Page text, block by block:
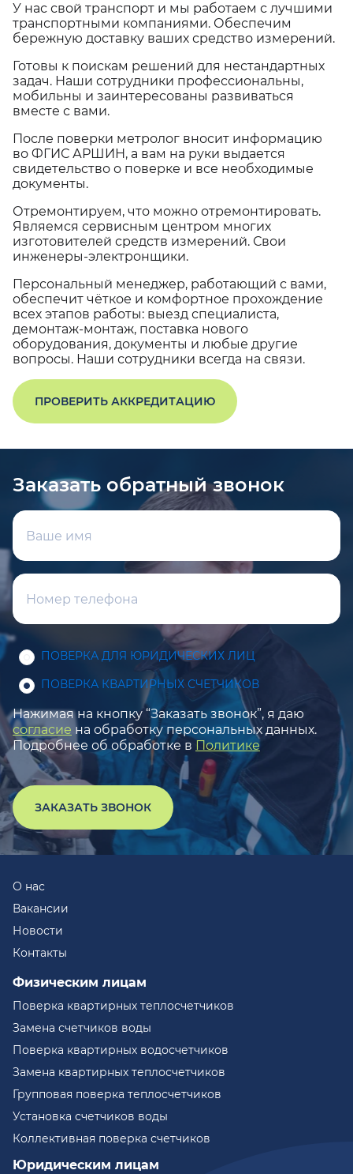
У нас свой транспорт и мы работаем с лучшими
транспортными компаниями. Обеспечим
бережную доставку ваших средство измерений.
Готовы к поискам решений для нестандартных
задач. Наши сотрудники профессиональны,
мобильны и заинтересованы развиваться
вместе с вами.
После поверки метролог вносит информацию
во ФГИС АРШИН, а вам на руки выдается
свидетельство о поверке и все необходимые
документы.
Отремонтируем, что можно отремонтировать.
Являемся сервисным центром многих
изготовителей средств измерений. Свои
инженеры-электронщики.
Персональный менеджер, работающий с вами,
обеспечит чёткое и комфортное прохождение
всех этапов работы: выезд специалиста,
демонтаж-монтаж, поставка нового
оборудования, документы и любые другие
вопросы. Наши сотрудники всегда на связи.
ПРОВЕРИТЬ АККРЕДИТАЦИЮ
Заказать обратный звонок
ПОВЕРКА ДЛЯ ЮРИДИЧЕСКИХ ЛИЦ
ПОВЕРКА КВАРТИРНЫХ СЧЕТЧИКОВ
Нажимая на кнопку “Заказать звонок”, я даю
согласие на обработку персональных данных.
Подробнее об обработке в Политике
ЗАКАЗАТЬ ЗВОНОК
О нас
Вакансии
Новости
Контакты
Физическим лицам
Поверка квартирных теплосчетчиков
Замена счетчиков воды
Поверка квартирных водосчетчиков
Замена квартирных теплосчетчиков
Групповая поверка теплосчетчиков
Установка счетчиков воды
Коллективная поверка счетчиков
Юридическим лицам